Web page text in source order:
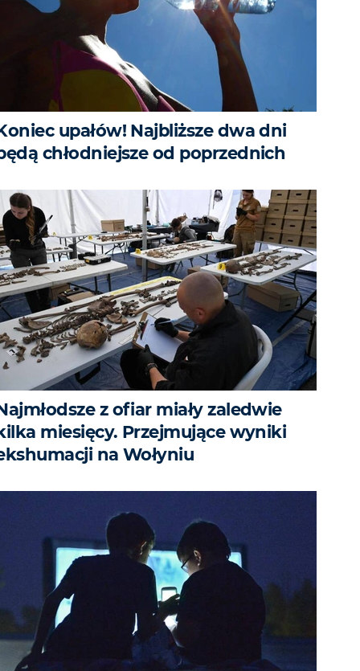
upałów! Najbliższe dwa dni
chłodniejsze od poprzednich
z ofiar miały zaledwie
miesięcy. Przejmujące wyniki
na Wołyniu